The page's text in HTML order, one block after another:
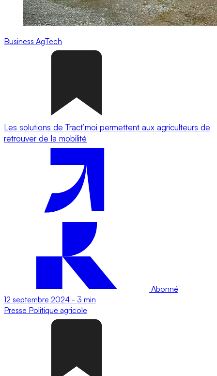
Business AgTech
Les solutions de Tract’moi permettent aux agriculteurs de
retrouver de la mobilité
Abonné
12 septembre 2024 - 3 min
Presse Politique agricole